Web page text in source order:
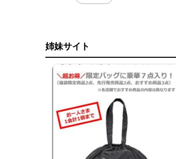
姉妹サイト